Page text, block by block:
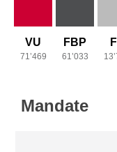
VU
71’469
FBP
61’033
Mandate